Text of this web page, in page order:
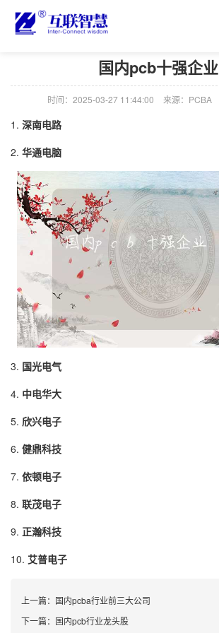
国内pcb十强企业
时间：2025-03-27 11:44:00 来源：PCBA
1. 深南电路
2. 华通电脑
3. 国光电气
4. 中电华大
5. 欣兴电子
6. 健鼎科技
7. 依顿电子
8. 联茂电子
9. 正瀚科技
10. 艾普电子
上一篇： 国内pcba行业前三大公司
下一篇： 国内pcb行业龙头股